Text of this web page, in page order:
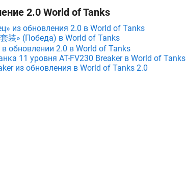
2.0 World of Tanks
из обновления 2.0 в World of Tanks
装» (Победа) в World of Tanks
обновлении 2.0 в World of Tanks
11 уровня AT-FV230 Breaker в World of Tanks
из обновления в World of Tanks 2.0